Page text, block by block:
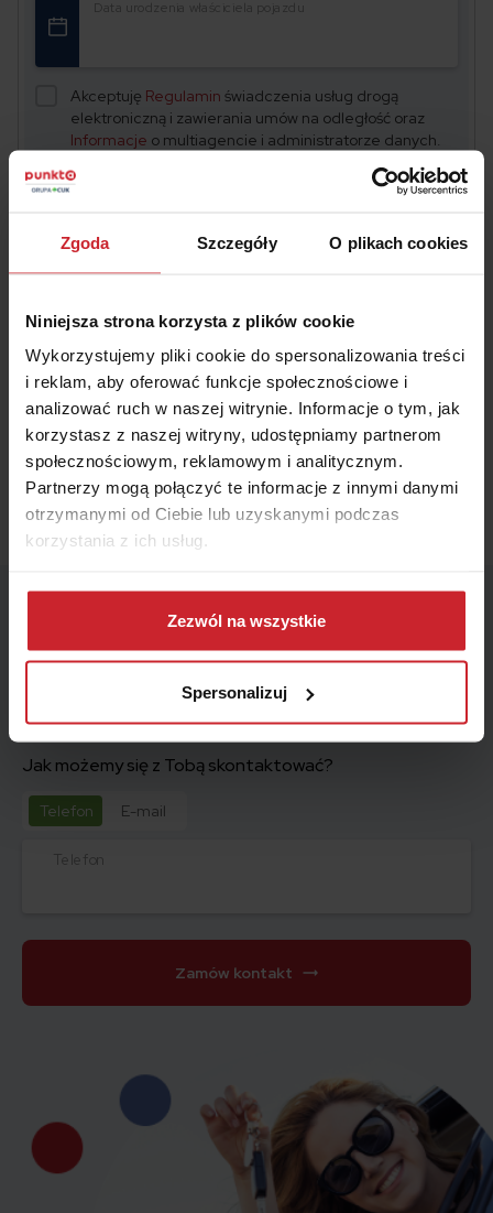
Zgoda Szczegóły O plikach cookies
Niniejsza strona korzysta z plików cookie
Wykorzystujemy pliki cookie do spersonalizowania treści
i reklam, aby oferować funkcje społecznościowe i
analizować ruch w naszej witrynie. Informacje o tym, jak
korzystasz z naszej witryny, udostępniamy partnerom
społecznościowym, reklamowym i analitycznym.
Partnerzy mogą połączyć te informacje z innymi danymi
otrzymanymi od Ciebie lub uzyskanymi podczas
korzystania z ich usług.
Dowiedz się więcej na temat tego, kim jesteśmy, jak
można się z nami skontaktować i w jaki sposób
przetwarzamy dane osobowe w ramachPolityki
Zezwól na wszystkie
Spersonalizuj
Data urodzenia właściciela pojazdu
Akceptuję Regulamin świadczenia usług drogą
elektroniczną i zawierania umów na odległość oraz
Informacje o multiagencie i administratorze danych.
Piotr Jarzynka
Ekspert ds. ubezpieczeń
Wskaż miesiąc końca polisy – zagwarantujemy Ci ofertę
Jak możemy się z Tobą skontaktować?
Telefon E-mail
Telefon
Zamów kontakt